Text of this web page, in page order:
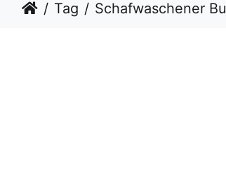
Tag Schafwaschener